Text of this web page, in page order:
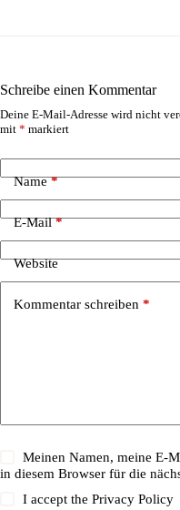
Schreibe einen Kommentar
Deine E-Mail-Adresse wird nicht
mit * markiert
Name*
E-Mail*
Website
Kommentar schreiben *
Meinen Namen, meine E-
in diesem Browser für die
I accept thePrivacy Policy